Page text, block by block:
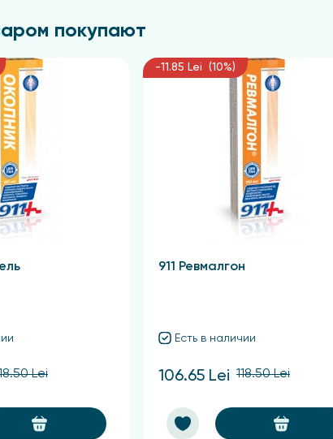
и дозы
разработан для ежедневного применения.
применения при заболеваниях спины и
непереносимость компонентов.
покупают
Lei
-11.85 Lei (10%)
911 Ревмалгон
Есть в наличии
106.65 Lei 118.50 Lei